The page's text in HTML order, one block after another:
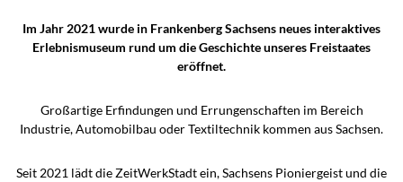
Im Jahr 2021 wurde in Frankenberg Sachsens neues interaktives
Erlebnismuseum rund um die Geschichte unseres Freistaates
eröffnet.
Großartige Erfindungen und Errungenschaften im Bereich
Industrie, Automobilbau oder Textiltechnik kommen aus Sachsen.
Seit 2021 lädt die ZeitWerkStadt ein, Sachsens Pioniergeist und die